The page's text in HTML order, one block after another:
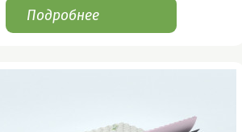
Подробнее